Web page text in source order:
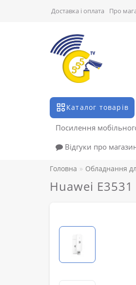
Доставка і оплата Про
Каталог товарів
Посилення
Відгуки про
Головна Обладнання
Huawei E3531